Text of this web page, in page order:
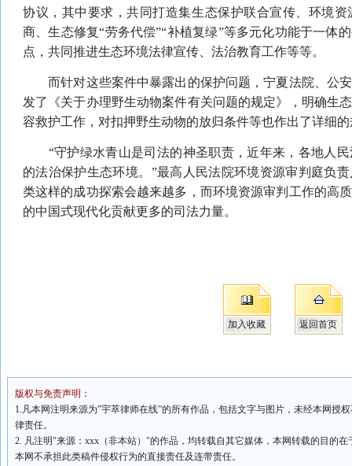
协议，其中要求，共同打造集生态保护联合宣传、环境
商、生态修复“劳务代偿”“补植复绿”等多元化功能于一体
点，共同推进生态环境法律宣传、法治教育工作等等。
而针对这些案件中暴露出的保护问题，宁夏法院、公安
发了《关于办理野生动物案件有关问题的规定》，明确生
容救护工作，对扣押野生动物的放归条件等也作出了详细
“守护绿水青山是司法的神圣职责，近年来，各地人民
的法治保护生态环境。”最高人民法院环境资源审判庭负
类这样的成功探索会越来越多，而环境资源审判工作的高
的中国式现代化贡献更多的司法力量。
加入收藏 返回首页
版权与免责声明：
1.凡本网注明来源为"宇萃律师在线”的所有作品，包括文字与图片，未经本网授
律责任。
2. 凡注明"来源：xxx（非本站）"的作品，均转载自其它媒体，本网转载的目的
本网不承担此类稿件侵权行为的直接责任及连带责任。